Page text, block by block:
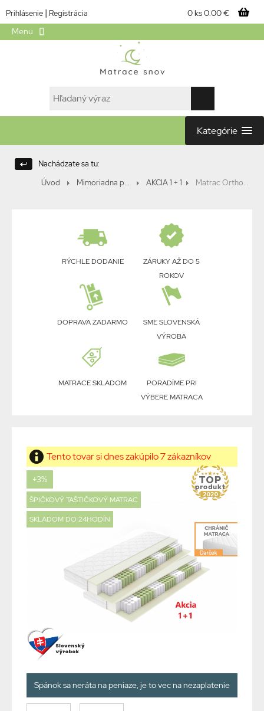
Prihlásenie | Registrácia 0 ks0.00 €
Menu
Kategórie
Nachádzate sa tu:
Úvod
Mimoriadna p... AKCIA 1 + 1 Matrac Ortho...
RÝCHLE DODANIE
ZÁRUKY AŽ DO 5
ROKOV
DOPRAVA ZADARMO
SME SLOVENSKÁ
VÝROBA
MATRACE SKLADOM
PORADÍME PRI
VÝBERE MATRACA
Tento tovar si dnes zakúpilo 7 zákazníkov
+3%
ŠPIČKOVÝ TAŠTIČKOVÝ MATRAC
SKLADOM DO 24HODÍN
Spánok sa neráta na peniaze, je to vec na nezaplatenie